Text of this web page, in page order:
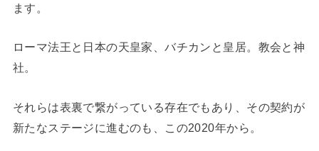
ます。
ローマ法王と日本の天皇家、バチカンと皇居。教会と神
社。
それらは表裏で繋がっている存在でもあり、その契約が
新たなステージに進むのも、この2020年から。